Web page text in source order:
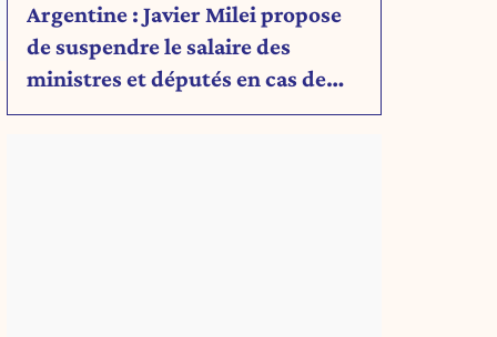
Argentine : Javier Milei propose
de suspendre le salaire des
ministres et députés en cas de
déficit budgétaire